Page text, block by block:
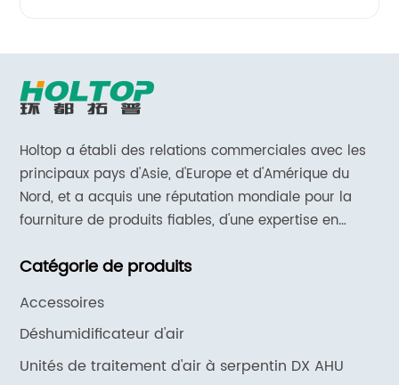
Holtop a établi des relations commerciales avec les
principaux pays d'Asie, d'Europe et d'Amérique du
Nord, et a acquis une réputation mondiale pour la
fourniture de produits fiables, d'une expertise en
réactifs.
Catégorie de produits
Accessoires
Déshumidificateur d'air
Unités de traitement d'air à serpentin DX AHU